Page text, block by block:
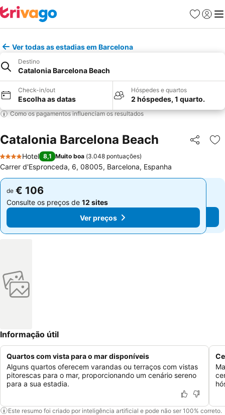
Favoritos
Iniciar
Ver todas as estadias em Barcelona
Destino
Catalonia Barcelona Beach
Check-in/out
Escolha as datas
Hóspedes e quartos
2 hóspedes, 1 quarto.
Como os pagamentos influenciam os resultados
Catalonia Barcelona Beach Partilhar
4 Estrelas
Hotel 8,1 Muito boa (3.048 pontuações)
Carrer d'Espronceda, 6, 08005, Barcelona, Espanha
de € 106
Consulte os preços de 12 sites
Ver preços
de € 106
Consulte os preços de 12 sites
Ver preços
Informação útil
Quartos com vista para o mar disponíveis
Alguns quartos oferecem varandas ou terraços com vistas
pitorescas para o mar, proporcionando um cenário sereno
para a sua estadia.
Este resumo foi criado por inteligência artificial e pode não ser 100% correto.